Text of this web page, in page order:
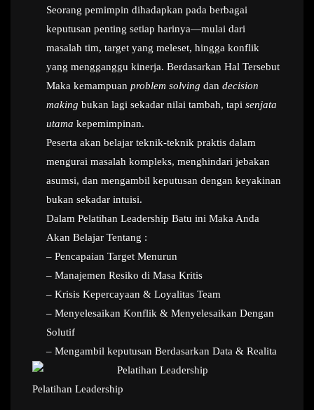
Seorang pemimpin dihadapkan pada berbagai
keputusan penting setiap harinya—mulai dari
masalah tim, target yang meleset, hingga konflik
yang mengganggu kinerja. Berdasarkan Hal Tersebut
Maka kemampuan problem solving dan decision
making bukan lagi sekadar nilai tambah, tapi senjata
utama kepemimpinan.
Peserta akan belajar teknik-teknik praktis dalam
mengurai masalah kompleks, menghindari jebakan
asumsi, dan mengambil keputusan dengan keyakinan
bukan sekadar intuisi.
Dalam Pelatihan Leadership Batu ini Maka Anda
Akan Belajar Tentang :
– Pencapaian Target Menurun
– Manajemen Resiko di Masa Kritis
– Krisis Kepercayaan & Loyalitas Team
– Menyelesaikan Konflik & Menyelesaikan Dengan
Solutif
– Mengambil keputusan Berdasarkan Data & Realita
Pelatihan Leadership